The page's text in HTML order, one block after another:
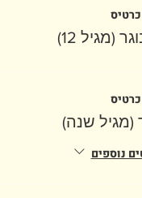
(מגיל 12)
(מגיל שנה)
נוספים